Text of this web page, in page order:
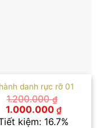
danh rực rỡ 01
1.200.000₫
Giá
gốc
1.000.000 ₫Giá
hiện
kiệm: 16.7%